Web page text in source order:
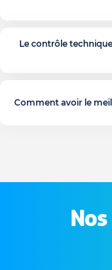
Le contrôle
Comment avoir le